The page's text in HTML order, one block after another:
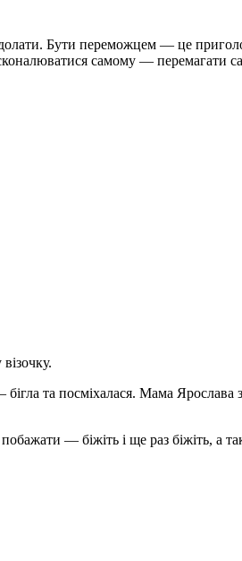
Бути переможцем — це
самому — перемагати
та посміхалася. Мама Ярослава
— біжіть і ще раз біжіть, а